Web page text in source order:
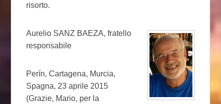
risorto.
Aurelio SANZ BAEZA, fratello
responsabile
Perín, Cartagena, Murcia,
Spagna, 23 aprile 2015
(Grazie, Mario, per la